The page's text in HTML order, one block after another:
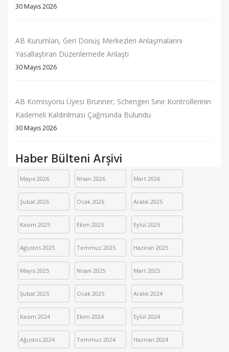
30 Mayıs 2026
AB Kurumları, Geri Dönüş Merkezleri Anlaşmalarını
Yasallaştıran Düzenlemede Anlaştı
30 Mayıs 2026
AB Komisyonu Üyesi Brunner, Schengen Sınır Kontrollerinin
Kademeli Kaldırılması Çağrısında Bulundu
30 Mayıs 2026
Haber Bülteni Arşivi
Mayıs 2026 Nisan 2026 Mart 2026
Şubat 2026 Ocak 2026 Aralık 2025
Kasım 2025 Ekim 2025 Eylül 2025
Agustos 2025 Temmuz 2025 Haziran 2025
Mayıs 2025 Nisan 2025 Mart 2025
Şubat 2025 Ocak 2025 Aralık 2024
Kasım 2024 Ekim 2024 Eylül 2024
Ağustos 2024 Temmuz 2024 Haziran 2024